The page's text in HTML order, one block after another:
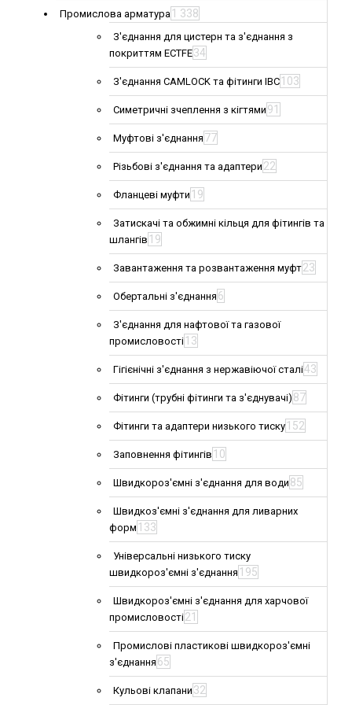
Промислова арматура 1 338
З'єднання для цистерн та з'єднання з
покриттям ECTFE34
З'єднання CAMLOCK та фітинги IBC 103
Симетричні зчеплення з кігтями 91
Муфтові з'єднання 77
Різьбові з'єднання та адаптери 22
Фланцеві муфти 19
Затискачі та обжимні кільця для фітингів та
шлангів 19
Завантаження та розвантаження муфт23
Обертальні з'єднання 6
З'єднання для нафтової та газової
промисловості 13
Гігієнічні з'єднання з нержавіючої сталі43
Фітинги (трубні фітинги та з'єднувачі) 87
Фітинги та адаптери низького тиску 152
Заповнення фітингів 10
Швидкороз'ємні з'єднання для води 85
Швидкоз'ємні з'єднання для ливарних
форм 133
Універсальні низького тиску
швидкороз'ємні з'єднання 195
Швидкороз'ємні з'єднання для харчової
промисловості21
Промислові пластикові швидкороз'ємні
з'єднання 65
Кульові клапани 32